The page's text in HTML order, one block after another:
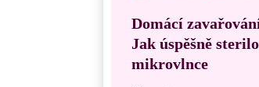
Domácí
Jak úspěšně
mikrovlnce